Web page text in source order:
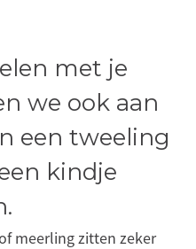
met je
we ook aan
een tweeling
kindje
meerling zitten zeker